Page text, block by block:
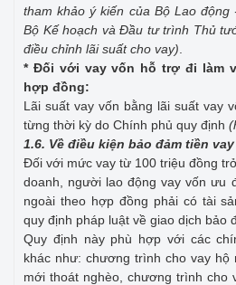
tham khảo ý kiến của Bộ Lao động
Bộ Kế hoạch và Đầu tư trình Thủ
điều chỉnh lãi suất cho vay)
* Đối với vay vốn hỗ trợ đi làm
hợp đồng:
Lãi suất vay vốn bằng lãi suất vay
từng thời kỳ do Chính phủ quy định
1.6. Về điều kiện bảo đảm tiền vay
Đối với mức vay từ 100 triệu đồng
doanh, người lao động vay vốn ưu
ngoài theo hợp đồng phải có tài
quy định pháp luật về giao dịch bảo
Quy định này phù hợp với các
khác như: chương trình cho vay hộ
mới thoát nghèo, chương trình cho